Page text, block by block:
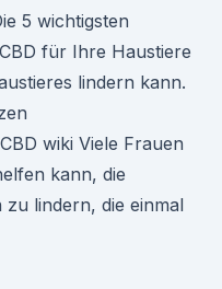
5 wichtigsten
für Ihre Haustiere
lindern kann.
wiki Viele Frauen
kann, die
lindern, die einmal